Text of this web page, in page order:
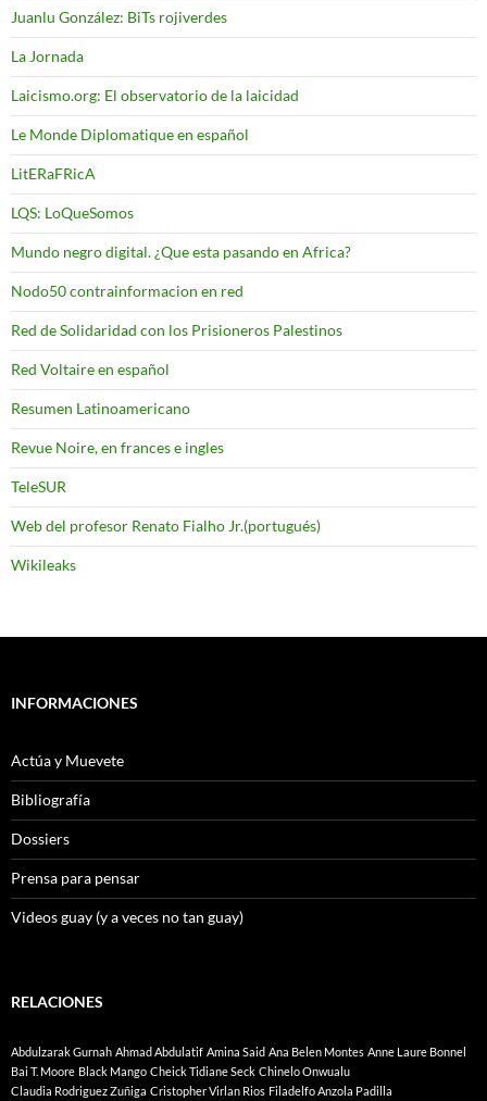
Juanlu González: BiTs rojiverdes
La Jornada
Laicismo.org: El observatorio de la laicidad
Le Monde Diplomatique en español
LitERaFRicA
LQS: LoQueSomos
Mundo negro digital. ¿Que esta pasando en Africa?
Nodo50 contrainformacion en red
Red de Solidaridad con los Prisioneros Palestinos
Red Voltaire en español
Resumen Latinoamericano
Revue Noire, en frances e ingles
TeleSUR
Web del profesor Renato Fialho Jr.(portugués)
Wikileaks
INFORMACIONES
Actúa y Muevete
Bibliografía
Dossiers
Prensa para pensar
Videos guay (y a veces no tan guay)
RELACIONES
Abdulzarak Gurnah Ahmad Abdulatif Amina Said Ana Belen Montes Anne Laure Bonnel
Bai T. Moore Black Mango Cheick Tidiane Seck Chinelo Onwualu
Claudia Rodriguez Zuñiga Cristopher Virlan Rios Filadelfo Anzola Padilla